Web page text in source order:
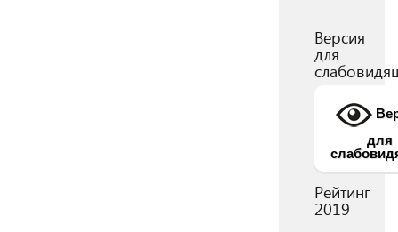
Версия
для
для
Рейтинг
2019